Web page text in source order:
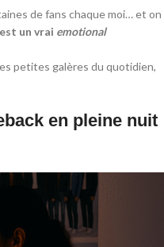
de fans chaque moi… et on
un vrai emotional
petites galères du quotidien,
en pleine nuit